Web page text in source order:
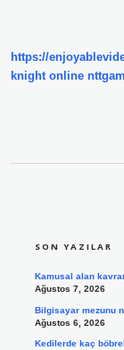
https://
knight online
SON YAZILAR
Kamusal alan
Ağustos 7, 2026
Bilgisayar mezunu
Ağustos 6, 2026
Kedilerde kaç